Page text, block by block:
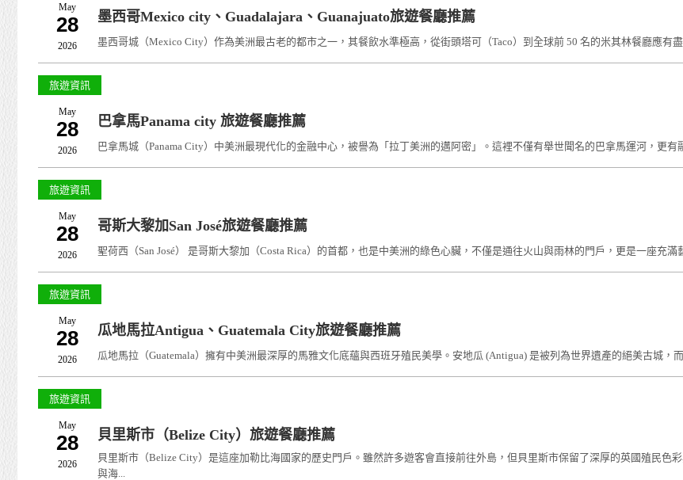
May
28
2026
墨西哥Mexico city、Guadalajara、Guanajuato旅遊餐廳推薦
墨西哥城（Mexico City）作為美洲最古老的都市之一，其餐飲水準極高，從街頭塔可（Taco）到全球前 50 名的米其林餐廳應有
旅遊資訊
May
28
2026
巴拿馬Panama city 旅遊餐廳推薦
巴拿馬城（Panama City）中美洲最現代化的金融中心，被譽為「拉丁美洲的邁阿密」。這裡不僅有舉世聞名的巴拿馬運河，更
旅遊資訊
May
28
2026
哥斯大黎加San José旅遊餐廳推薦
聖荷西（San José） 是哥斯大黎加（Costa Rica）的首都，也是中美洲的綠色心臟，不僅是通往火山與雨林的門戶，更是一座充滿
旅遊資訊
May
28
2026
瓜地馬拉Antigua、Guatemala City旅遊餐廳推薦
瓜地馬拉（Guatemala）擁有中美洲最深厚的馬雅文化底蘊與西班牙殖民美學。安地瓜 (Antigua) 是被列為世界遺產的絕美古城，
旅遊資訊
May
28
2026
貝里斯市（Belize City）旅遊餐廳推薦
貝里斯市（Belize City）是這座加勒比海國家的歷史門戶。雖然許多遊客會直接前往外島，但貝里斯市保留了深厚的英國殖民色
與海...